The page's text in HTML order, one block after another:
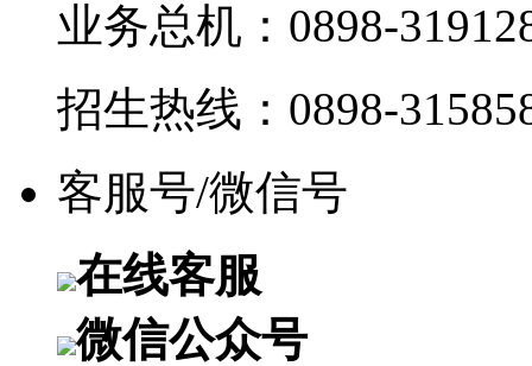
业务总机：0898-
招生热线：0898-
客服号/微信号
在线客服
微信公众号